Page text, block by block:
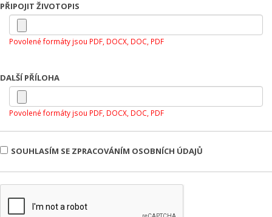
PŘIPOJIT ŽIVOTOPIS
Povolené formáty jsou PDF, DOCX, DOC, PDF
DALŠÍ PŘÍLOHA
Povolené formáty jsou PDF, DOCX, DOC, PDF
SOUHLASÍM SE ZPRACOVÁNÍM OSOBNÍCH ÚDAJŮ